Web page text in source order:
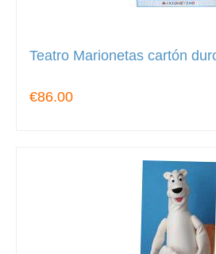
Teatro Marionetas cartón
€86.00